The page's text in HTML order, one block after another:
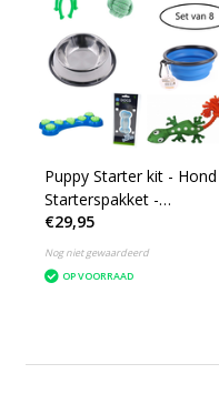
Puppy Starter kit - Hond
Starterspakket -
Speelgoed, waterbak,
voerbak, poepzakjes
€29,95
Nog niet gewaardeerd
OP VOORRAAD